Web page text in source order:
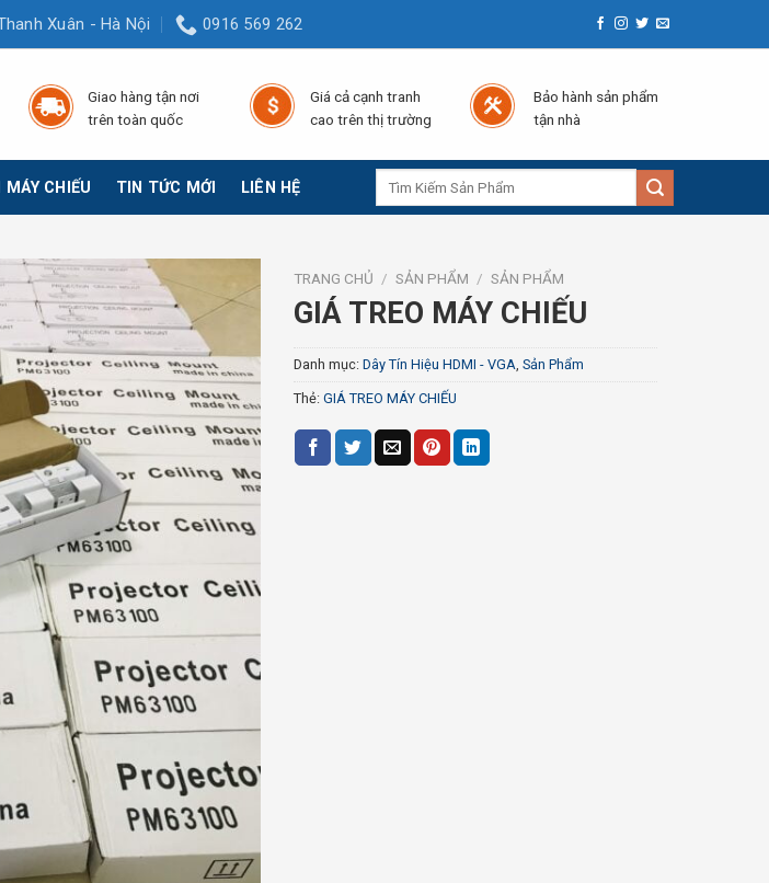
Xuân - Hà Nội 0916 569 262
Giao hàng tận nơi
trên toàn quốc
Giá cả cạnh tranh
cao trên thị trường
Bảo hành sản phẩm
tận nhà
MÁY CHIẾU TIN TỨC MỚI LIÊN HỆ
TRANG CHỦ / SẢN PHẨM / SẢN PHẨM
GIÁ TREO MÁY CHIẾU
Danh mục: Dây Tín Hiệu HDMI - VGA, Sản Phẩm
Thẻ: GIÁ TREO MÁY CHIẾU